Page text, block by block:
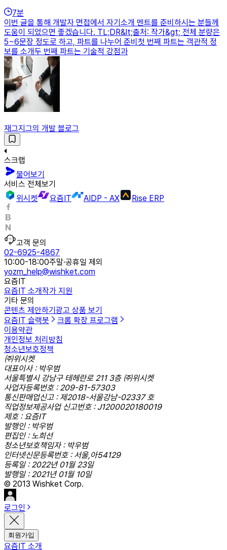
7분
이번 글을 통해 개발자 면접에서 자기소개 멘트를 준비하시는 분들께
도움이 되었으면 좋겠습니다. TL;DR&lt;출처: 작가&gt; 전체 분량은
5~6문장 정도로 하고, 파트를 나누어 준비첫 번째 파트는 객관적 정
보를 소개두 번째 파트는 기술적 강점과
재그지그의 개발 블로그
스크랩
물어보기
서비스 전체보기
위시켓
요즘IT AIDP - AX Rise ERP
고객 문의
02-6925-4867
10:00-18:00주말·공휴일 제외
yozm_help@wishket.com
요즘IT
요즘IT 소개작가 지원
기타 문의
콘텐츠 제안하기 광고 상품 보기
요즘IT 슬랙봇
크롬 확장 프로그램
이용약관
개인정보 처리방침
청소년보호정책
㈜위시켓
대표이사 : 박우범
서울특별시 강남구 테헤란로 211 3층 ㈜위시켓
사업자등록번호 : 209-81-57303
통신판매업신고 : 제2018-서울강남-02337 호
직업정보제공사업 신고번호 : J1200020180019
제호 : 요즘IT
발행인 : 박우범
편집인 : 노희선
청소년보호책임자 : 박우범
인터넷신문등록번호 : 서울,아54129
등록일 : 2022년 01월 23일
발행일 : 2021년 01월 10일
© 2013 Wishket Corp.
로그인
회원가입
요즘IT 소개